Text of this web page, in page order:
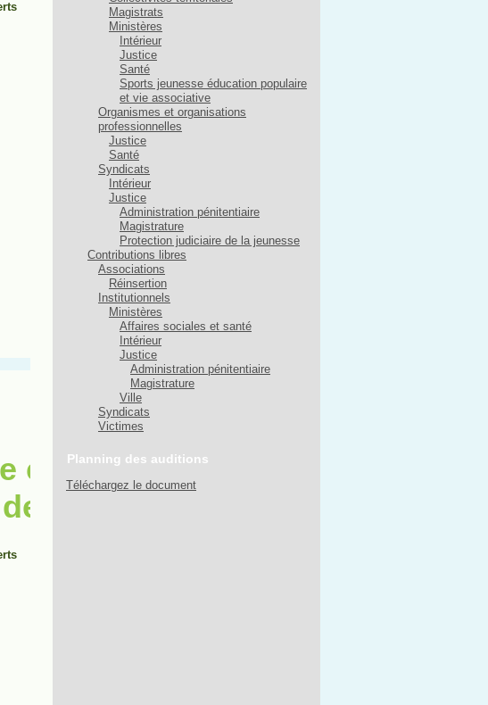
Magistrats
Ministères
Intérieur
Justice
Santé
Sports jeunesse éducation populaire
et vie associative
Organismes et organisations
professionnelles
Justice
Santé
Syndicats
Intérieur
Justice
Administration pénitentiaire
Magistrature
Protection judiciaire de la jeunesse
Contributions libres
Associations
Réinsertion
Institutionnels
Ministères
Affaires sociales et santé
Intérieur
Justice
Administration pénitentiaire
Magistrature
Ville
Syndicats
Victimes
Planning des auditions
Téléchargez le document